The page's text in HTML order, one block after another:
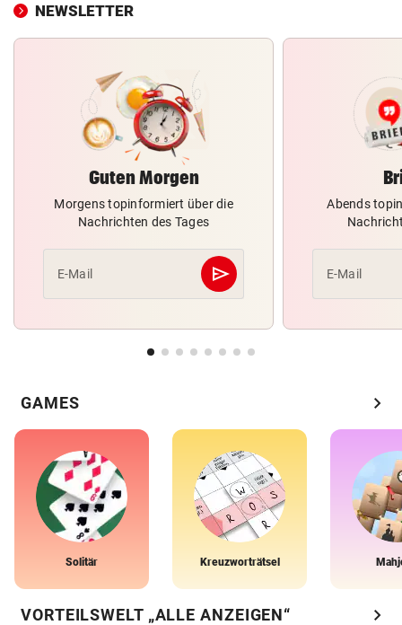
NEWSLETTER
Guten Morgen
Morgens topinformiert über die
Nachrichten des Tages
E-Mail send
Abschicken
Abends
E-Mail
GAMES chevron_right
Solitär Kreuzworträtsel
VORTEILSWELT „ALLE ANZEIGEN“ chevron_right